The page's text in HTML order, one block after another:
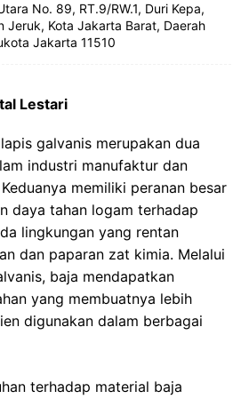
No. 89, RT.9/RW.1, Duri Kepa,
Jeruk, Kota Jakarta Barat, Daerah
Jakarta 11510
Lestari
galvanis merupakan dua
industri manufaktur dan
memiliki peranan besar
daya tahan logam terhadap
lingkungan yang rentan
dan paparan zat kimia. Melalui
baja mendapatkan
yang membuatnya lebih
digunakan dalam berbagai
terhadap material baja